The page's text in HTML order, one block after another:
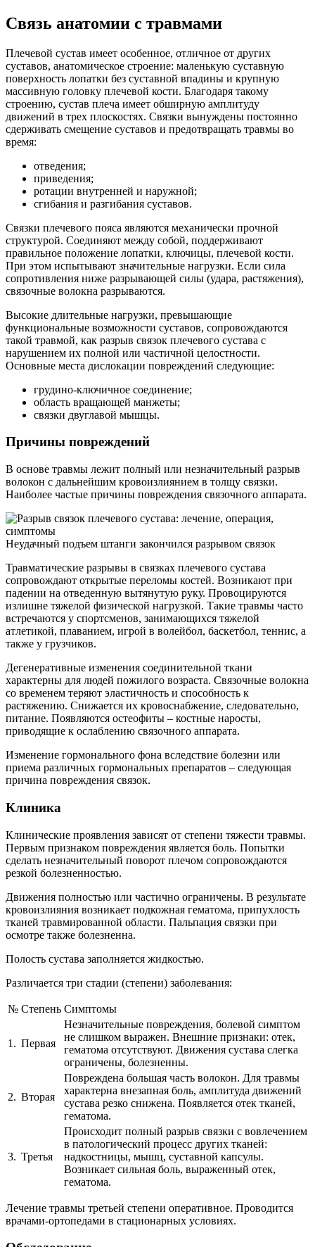
Связь анатомии с травмами
Плечевой сустав имеет особенное, отличное от других
суставов, анатомическое строение: маленькую суставную
поверхность лопатки без суставной впадины и крупную
массивную головку плечевой кости. Благодаря такому
строению, сустав плеча имеет обширную амплитуду
движений в трех плоскостях. Связки вынуждены постоянно
сдерживать смещение суставов и предотвращать травмы во
время:
отведения;
приведения;
ротации внутренней и наружной;
сгибания и разгибания суставов.
Связки плечевого пояса являются механически прочной
структурой. Соединяют между собой, поддерживают
правильное положение лопатки, ключицы, плечевой кости.
При этом испытывают значительные нагрузки. Если сила
сопротивления ниже разрывающей силы (удара, растяжения),
связочные волокна разрываются.
Высокие длительные нагрузки, превышающие
функциональные возможности суставов, сопровождаются
такой травмой, как разрыв связок плечевого сустава с
нарушением их полной или частичной целостности.
Основные места дислокации повреждений следующие:
грудино-ключичное соединение;
область вращающей манжеты;
связки двуглавой мышцы.
Причины повреждений
В основе травмы лежит полный или незначительный разрыв
волокон с дальнейшим кровоизлиянием в толщу связки.
Наиболее частые причины повреждения связочного аппарата.
Неудачный подъем штанги закончился разрывом связок
Травматические разрывы в связках плечевого сустава
сопровождают открытые переломы костей. Возникают при
падении на отведенную вытянутую руку. Провоцируются
излишне тяжелой физической нагрузкой. Такие травмы часто
встречаются у спортсменов, занимающихся тяжелой
атлетикой, плаванием, игрой в волейбол, баскетбол, теннис, а
также у грузчиков.
Дегенеративные изменения соединительной ткани
характерны для людей пожилого возраста. Связочные волокна
со временем теряют эластичность и способность к
растяжению. Снижается их кровоснабжение, следовательно,
питание. Появляются остеофиты – костные наросты,
приводящие к ослаблению связочного аппарата.
Изменение гормонального фона вследствие болезни или
приема различных гормональных препаратов – следующая
причина повреждения связок.
Клиника
Клинические проявления зависят от степени тяжести травмы.
Первым признаком повреждения является боль. Попытки
сделать незначительный поворот плечом сопровождаются
резкой болезненностью.
Движения полностью или частично ограничены. В результате
кровоизлияния возникает подкожная гематома, припухлость
тканей травмированной области. Пальпация связки при
осмотре также болезненна.
Полость сустава заполняется жидкостью.
Различается три стадии (степени) заболевания:
№ Степень Симптомы
1. Первая
Незначительные повреждения, болевой симптом
не слишком выражен. Внешние признаки: отек,
гематома отсутствуют. Движения сустава слегка
ограничены, болезненны.
2. Вторая
Повреждена большая часть волокон. Для травмы
характерна внезапная боль, амплитуда движений
сустава резко снижена. Появляется отек тканей,
гематома.
3. Третья
Происходит полный разрыв связки с вовлечением
в патологический процесс других тканей:
надкостницы, мышц, суставной капсулы.
Возникает сильная боль, выраженный отек,
гематома.
Лечение травмы третьей степени оперативное. Проводится
врачами-ортопедами в стационарных условиях.